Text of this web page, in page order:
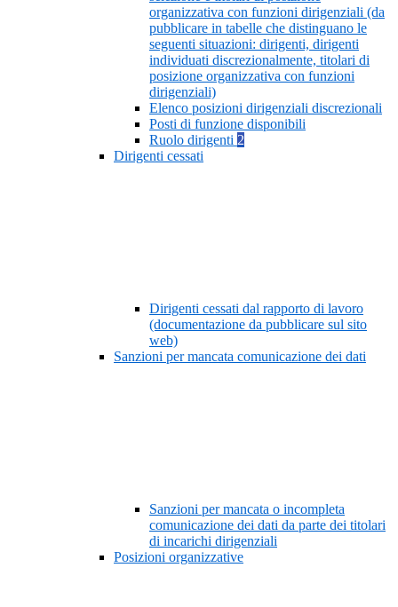
organizzativa con funzioni dirigenziali (da
pubblicare in tabelle che distinguano le
seguenti situazioni: dirigenti, dirigenti
individuati discrezionalmente, titolari di
posizione organizzativa con funzioni
dirigenziali)
Elenco posizioni dirigenziali discrezionali
Posti di funzione disponibili
Ruolo dirigenti 2
Dirigenti cessati
Dirigenti cessati dal rapporto di lavoro
(documentazione da pubblicare sul sito
web)
Sanzioni per mancata comunicazione dei dati
Sanzioni per mancata o incompleta
comunicazione dei dati da parte dei titolari
di incarichi dirigenziali
Posizioni organizzative